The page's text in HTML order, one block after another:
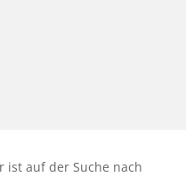
auf der Suche nach